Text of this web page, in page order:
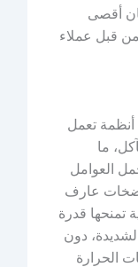
أقصى
من قبل عملاء
أنظمة تعمل
ما
العوامل
مضخات عارف
تمنحها قدرة
دون
الحرارة